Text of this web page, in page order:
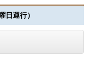
日運行）